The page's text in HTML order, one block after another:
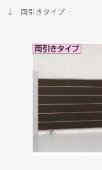
↓ 両引きタイプ